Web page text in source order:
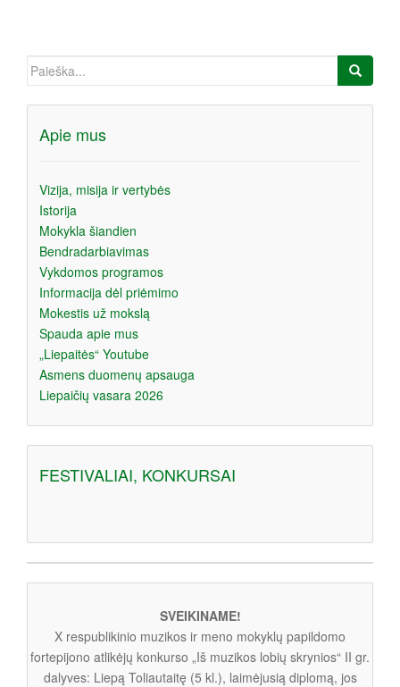
Ieškoti:
Apie mus
Vizija, misija ir vertybės
Istorija
Mokykla šiandien
Bendradarbiavimas
Vykdomos programos
Informacija dėl priėmimo
Mokestis už mokslą
Spauda apie mus
„Liepaitės“ Youtube
Asmens duomenų apsauga
Liepaičių vasara 2026
FESTIVALIAI, KONKURSAI
SVEIKINAME!
X respublikinio muzikos ir meno mokyklų papildomo
fortepijono atlikėjų konkurso „Iš muzikos lobių skrynios“ II gr.
dalyves: Liepą Toliautaitę (5 kl.), laimėjusią diplomą, jos